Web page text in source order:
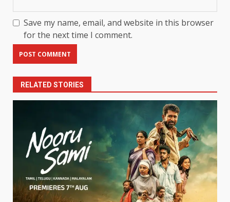
Save my name, email, and website in this browser
for the next time I comment.
RELATED STORIES